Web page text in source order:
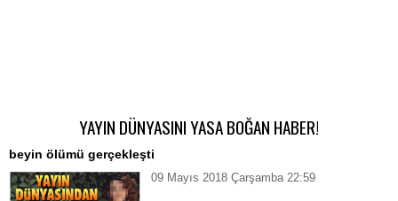
YAYIN DÜNYASINI YASA BOĞAN HABER!
beyin ölümü gerçekleşti
09 Mayıs 2018 Çarşamba 22:59